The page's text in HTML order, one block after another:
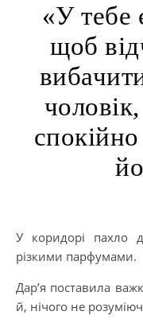
«У тебе
щоб
У коридорі пахло дешевим лаком для волосся та
різкими парфумами.
Дар’я поставила
й, нічого не